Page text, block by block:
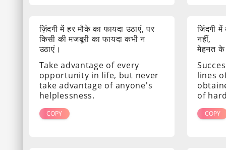
ज़िंदगी में हर मौके का फायदा उठाएं, पर
किसी की मजबूरी का फायदा कभी न
उठाएं।
Take advantage of every
opportunity in life, but never
take advantage of anyone's
helplessness.
COPY
जिंदगी में
नहीं,
मेहनत के
lines
of
COPY